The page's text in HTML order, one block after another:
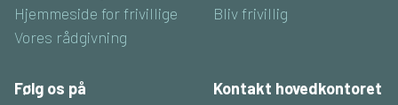
Hjemmeside for frivillige
Vores rådgivning
Bliv frivillig
Følg os på
Kontakt hovedkontoret